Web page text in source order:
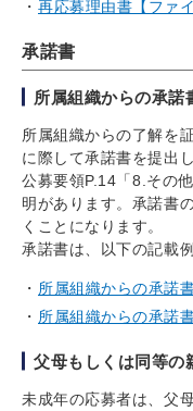
再応募理由書【ファ
承諾書
所属組織からの承諾
所属組織からの了解を
に際して承諾書を提出
公募要領P.14「8.その
明があります。承諾書
くことになります。
承諾書は、以下の記載
所属組織からの承諾
所属組織からの承諾
父母もしくは同等の
未成年の応募者は、父